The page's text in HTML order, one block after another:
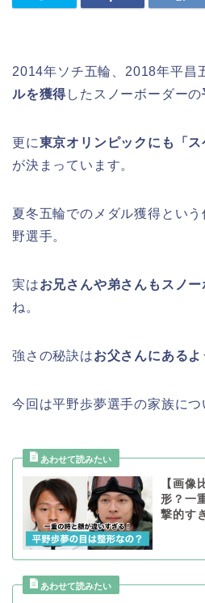
2014年ソチ五輪、2018年平昌
ルを獲得したスノーボーダーの
更に東京オリンピックにも「
が決まっています。
夏冬五輪でのメダル獲得とい
野選手。
実はお兄さんや弟さんもスノ
ね。
強さの秘訣はお父さんにあるよ
今回は平野歩夢選手の家族につ
【画像
形？一
撃的す